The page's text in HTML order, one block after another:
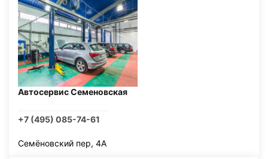
Автосервис Семеновская
+7 (495) 085-74-61
Семёновский пер, 4А